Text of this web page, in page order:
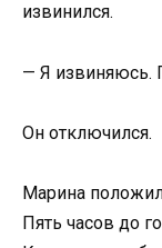
извинился.
— Я извиняюсь.
Он отключился.
Марина
Пять часов до